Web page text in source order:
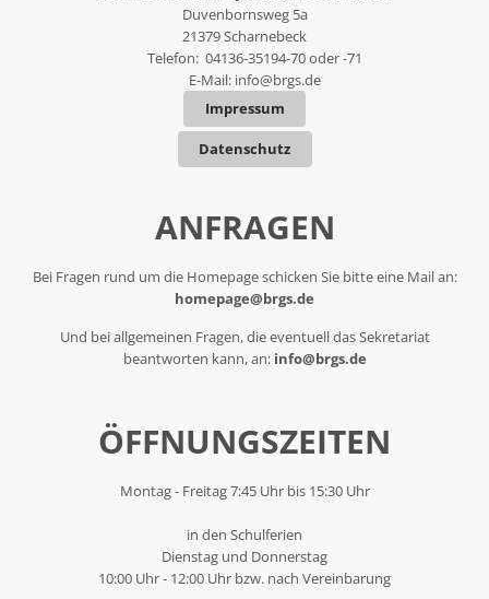
Duvenbornsweg 5a
21379 Scharnebeck
Telefon: 04136-35194-70 oder -71
E-Mail: info@brgs.de
Impressum
Datenschutz
ANFRAGEN
Bei Fragen rund um die Homepage schicken Sie bitte eine Mail an:
homepage@brgs.de
Und bei allgemeinen Fragen, die eventuell das Sekretariat
beantworten kann, an: info@brgs.de
ÖFFNUNGSZEITEN
Montag - Freitag 7:45 Uhr bis 15:30 Uhr
in den Schulferien
Dienstag und Donnerstag
10:00 Uhr - 12:00 Uhr bzw. nach Vereinbarung